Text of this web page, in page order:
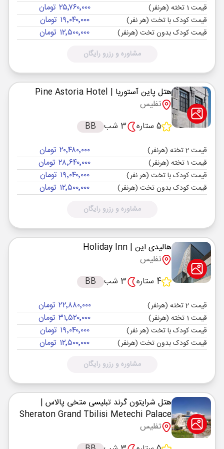
قیمت 1 تخته (هرنفر) ۲۵٬۷۶۰٬۰۰۰ تومان
قیمت کودک با تخت (هر نفر) ۱۹٬۰۴۰٬۰۰۰ تومان
قیمت کودک بدون تخت (هرنفر) ۱۲٬۵۰۰٬۰۰۰ تومان
مشاوره و رزرو رایگان
هتل پاین آستوریا | Pine Astoria Hotel
تفلیس
5 ستاره
3 شب BB
قیمت 2 تخته (هرنفر) ۲۰٬۴۸۰٬۰۰۰ تومان
قیمت 1 تخته (هرنفر) ۲۸٬۶۴۰٬۰۰۰ تومان
قیمت کودک با تخت (هر نفر) ۱۹٬۰۴۰٬۰۰۰ تومان
قیمت کودک بدون تخت (هرنفر) ۱۲٬۵۰۰٬۰۰۰ تومان
مشاوره و رزرو رایگان
هالیدی این | Holiday Inn
تفلیس
4 ستاره
3 شب BB
قیمت 2 تخته (هرنفر) ۲۲٬۸۸۰٬۰۰۰ تومان
قیمت 1 تخته (هرنفر) ۳۱٬۵۲۰٬۰۰۰ تومان
قیمت کودک با تخت (هر نفر) ۱۹٬۰۴۰٬۰۰۰ تومان
قیمت کودک بدون تخت (هرنفر) ۱۲٬۵۰۰٬۰۰۰ تومان
مشاوره و رزرو رایگان
هتل شرایتون گرند تبلیسی متخی پالاس |
Sheraton Grand Tbilisi Metechi Palace
تفلیس